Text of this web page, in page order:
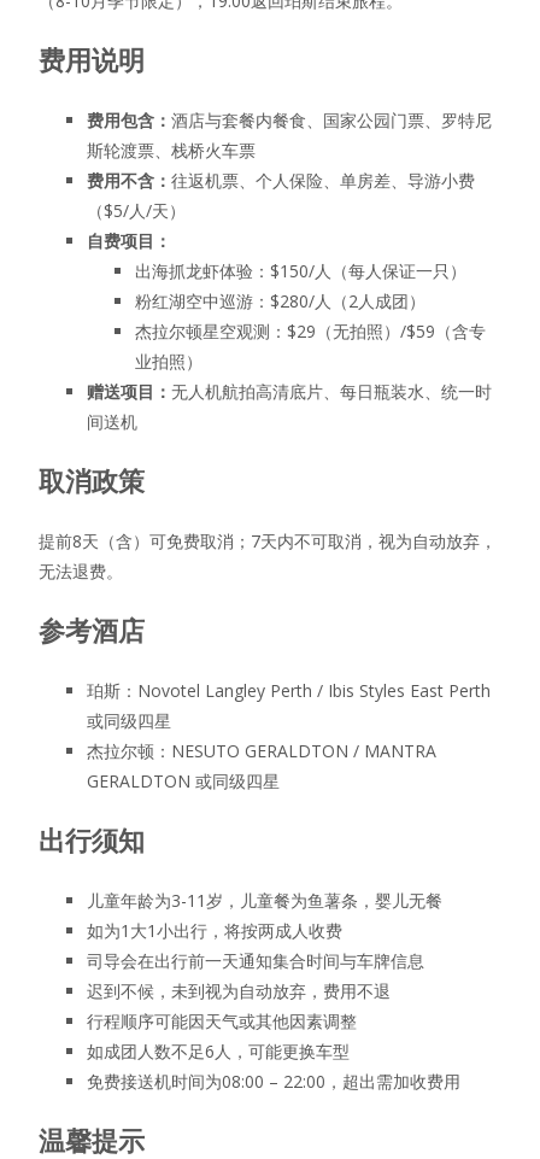
费用说明
费用包含： 酒店与套餐内餐食、国家公园门票、罗特尼
斯轮渡票、栈桥火车票
费用不含： 往返机票、个人保险、单房差、导游小费
（$5/人/天）
自费项目：
出海抓龙虾体验：$150/人（每人保证一只）
粉红湖空中巡游：$280/人（2人成团）
杰拉尔顿星空观测：$29（无拍照）/$59（含专
业拍照）
赠送项目： 无人机航拍高清底片、每日瓶装水、统一时
间送机
取消政策
提前8天（含）可免费取消；7天内不可取消，视为自动放弃，
无法退费。
参考酒店
珀斯：Novotel Langley Perth / Ibis Styles East Perth
或同级四星
杰拉尔顿：NESUTO GERALDTON / MANTRA
GERALDTON 或同级四星
出行须知
儿童年龄为3-11岁，儿童餐为鱼薯条，婴儿无餐
如为1大1小出行，将按两成人收费
司导会在出行前一天通知集合时间与车牌信息
迟到不候，未到视为自动放弃，费用不退
行程顺序可能因天气或其他因素调整
如成团人数不足6人，可能更换车型
免费接送机时间为08:00 – 22:00，超出需加收费用
温馨提示